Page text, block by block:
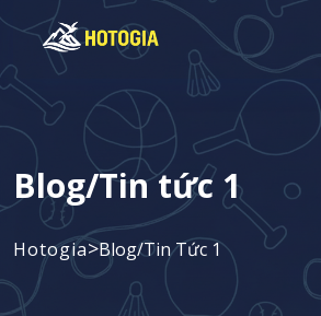
Blog/Tin tức 1
Hotogia>Blog/Tin Tức 1